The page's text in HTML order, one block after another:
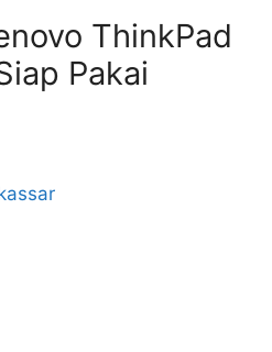
ThinkPad
Pakai